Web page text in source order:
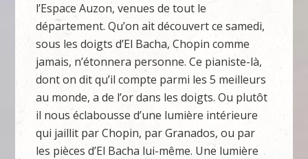
l’Espace Auzon, venues de tout le
département. Qu’on ait découvert ce samedi,
sous les doigts d’El Bacha, Chopin comme
jamais, n’étonnera personne. Ce pianiste-là,
dont on dit qu’il compte parmi les 5 meilleurs
au monde, a de l’or dans les doigts. Ou plutôt
il nous éclabousse d’une lumière intérieure
qui jaillit par Chopin, par Granados, ou par
les pièces d’El Bacha lui-même. Une lumière